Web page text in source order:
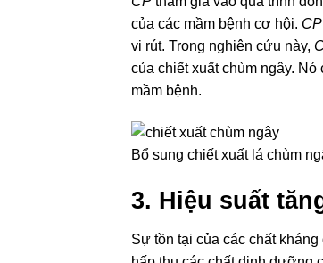
của các mầm bệnh cơ hội. CP
vi rút. Trong nghiên cứu này,
của chiết xuất chùm ngây.
mầm bệnh.
Bổ sung chiết xuất lá chùm
3. Hiệu suất
Sự tồn tại của các chất